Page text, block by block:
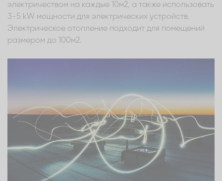
электричеством на каждые 10м2, а также использовать
3-5 kW мощности для электрических устройств.
Электрическое отопление подходит для помещений
размером до 100м2.